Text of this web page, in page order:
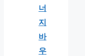
너
지
바
우